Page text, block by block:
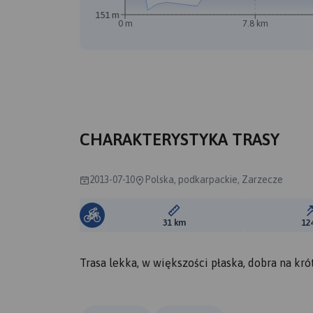
0 m 7.8 km
151 m
CHARAKTERYSTYKA TRASY
2013-07-10 Polska, podkarpackie, Zarzecze
Długość trasy:
31 km
Trasa lekka, w większości płaska, dobra na